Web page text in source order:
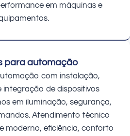
em máquinas e
para automação
com instalação,
de dispositivos
em iluminação, segurança,
Atendimento técnico
moderno, eficiência, conforto